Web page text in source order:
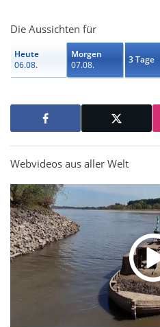
Die Aussichten für
Heute
06.08.
Morgen
07.08.
3 Tage
Webvideos aus aller Welt